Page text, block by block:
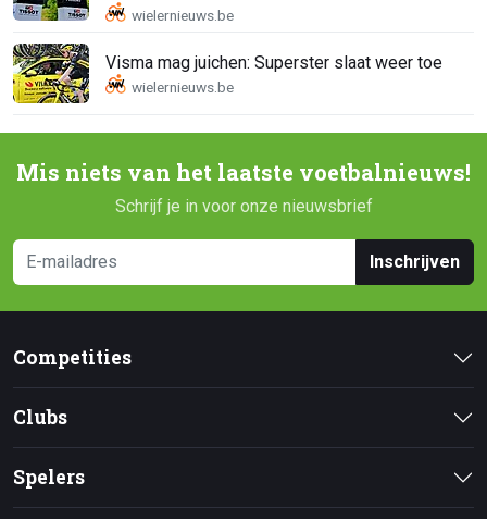
Visma mag juichen: Superster slaat weer toe
Mis niets van het laatste voetbalnieuws!
Schrijf je in voor onze nieuwsbrief
Inschrijven
Competities
Clubs
Spelers